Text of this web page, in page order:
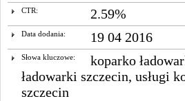
CTR: 2.59%
Data dodania: 19 04 2016
Słowa kluczowe: koparko
ładowarki szczecin, usługi
szczecin